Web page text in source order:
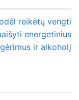
reikėtų vengti
energetinius
gėrimus ir alkoholį